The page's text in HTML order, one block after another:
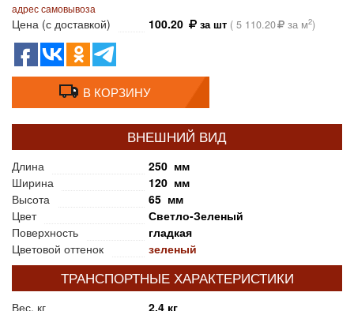
адрес самовывоза
Цена (с доставкой) 100.20 за шт ( 5 110.20 за м2)
В КОРЗИНУ
ВНЕШНИЙ ВИД
Длина
250 мм
Ширина
120 мм
Высота
65 мм
Цвет
Светло-Зеленый
Поверхность
гладкая
Цветовой оттенок
зеленый
ТРАНСПОРТНЫЕ ХАРАКТЕРИСТИКИ
Вес, кг
2,4 кг